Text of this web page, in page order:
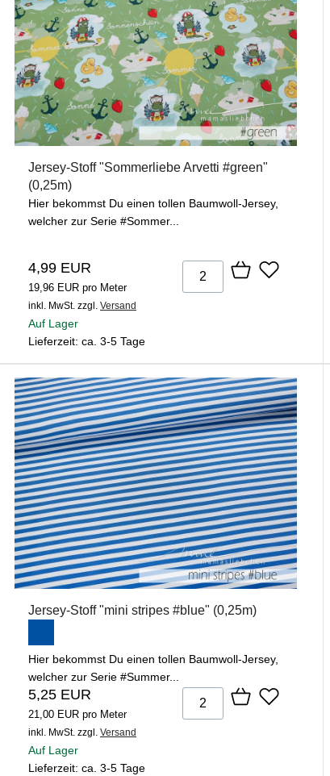
Jersey-Stoff "Sommerliebe Arvetti #green"
(0,25m)
Hier bekommst Du einen tollen Baumwoll-Jersey,
welcher zur Serie #Sommer...
4,99 EUR
19,96 EUR pro Meter
inkl. MwSt. zzgl. Versand
Auf Lager
Lieferzeit: ca. 3-5 Tage
Jersey-Stoff "mini stripes #blue" (0,25m)
Hier bekommst Du einen tollen Baumwoll-Jersey,
welcher zur Serie #Summer...
5,25 EUR
21,00 EUR pro Meter
inkl. MwSt. zzgl. Versand
Auf Lager
Lieferzeit: ca. 3-5 Tage